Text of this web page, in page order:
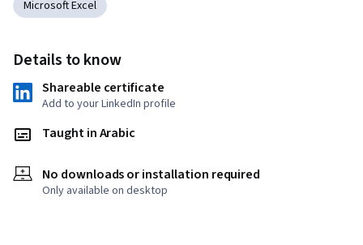
Microsoft Excel
Details to know
Shareable certificate
Add to your LinkedIn profile
Taught in Arabic
No downloads or installation required
Only available on desktop